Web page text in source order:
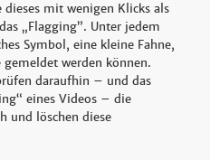
mit wenigen Klicks als
„Flagging”. Unter jedem
Symbol, eine kleine Fahne,
werden können.
daraufhin – und das
eines Videos – die
und löschen diese